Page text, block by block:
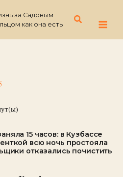
за Садовым
как она есть
Поиск
15 часов: в Кузбассе
всю ночь простояла
отказались почистить